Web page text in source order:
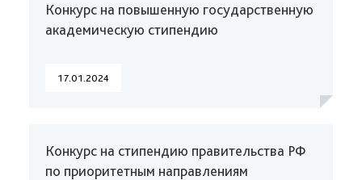
Конкурс на повышенную государственную
академическую стипендию
17.01.2024
Конкурс на стипендию правительства РФ
по приоритетным направлениям